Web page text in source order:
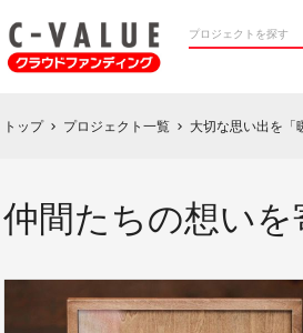
トップ chevron_right プロジェクト一覧 chevron_right 大切な思い出を「
仲間たちの想い